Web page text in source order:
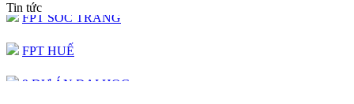
Tin tức
FPT SÓC TRĂNG
FPT HUẾ
9 DỰ ÁN ĐẠI HỌC